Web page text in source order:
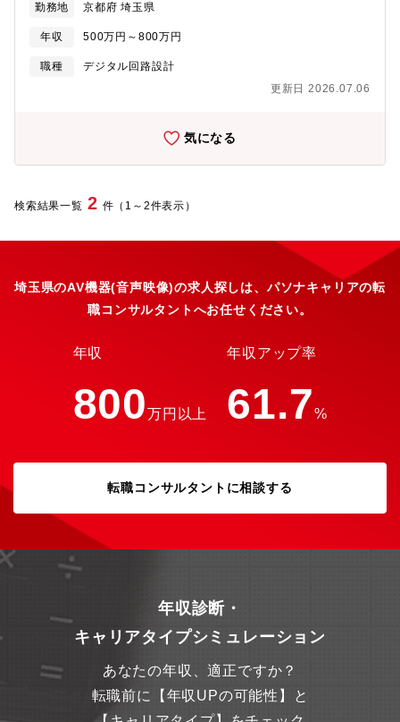
デバイスの検査キット、評価ボード、ICソケットの付随製品(基板
等)〈工程〉１．基本設計顧客の評価装置(キット)の過去モデルの
改造要求に対して、電気/電子回路の設計を対応いただきます。
２．応用設計顧客の抽象的な要望に対して、具体的な提案をする
名、及び外部コンサルの助言があり、設計技術力を高めながら業
力会社との協業作業もあります。■機械設計業務（１で工数が埋ま
らない場合）機械の基本設計を対応いただきます。※設計の基礎
知識、CAD操作方法、設計要件などは社員が丁寧に教育しますの
案用途の新しい製品、機構を開発する為に、試作、評価、解析を
との打合せが発生いたします。【将来的にお願いしたい業務】従
来のICソケットのみの提供だけでなく、周辺機材を取り入れる予
定です。■検査装置/システムの開発・内製もしくは協力会社との
協業で、装置及び電子制御システムの開発の実施、進捗管理を行
います。・メカトロニクスにおける、ハード(メカ)とソフト(制御)
マネジメント（本人の希望と適性による）【業務で使用するシス
solidworks・解析関連：solidworks-simulation、ANSYS、
MARC"【配属先】Testsolution 営業技術グループ■人数 8名■内
ため、ローテーションで京都に1名はメンバーが在中する予定で
話をしながらチームで業務を進めることが可能です。またやりた
いと思うことに挑戦できる環境です。【募集背景】増員 事業拡
大に伴いエンジニアリソース補充【魅力】■ほぼ内製（設計は外注
ほぼなし）、製造は外部委託しております。製造場所は近場が多
おらず、”企画/開発→顧客提案→製品構想→製品設計→作図/見積
もり→工法検討(生産技術)→製作”の一連の流れについて、全てを
一人で経験することが可能です。守備範囲の広いエンジニアとな
す。【働き方】■フレックス (コアタイム：10:00~15:00)■原則
出社※スポットでの利用は可能ですが上長の承認が必要になりま
勤務地 京都府 埼玉県
年収 500万円～800万円
職種
デジタル回路設計
更新日 2026.07.06
気になる
検索結果一覧 2 件（1～2件表示）
埼玉県のAV機器(音声映像)の求人探しは、パソナキャリアの転
職コンサルタントへお任せください。
年収
800万円以上
年収アップ率
61.7%
転職コンサルタントに相談する
年収診断・
キャリアタイプシミュレーション
あなたの年収、適正ですか？
転職前に【年収UPの可能性】と